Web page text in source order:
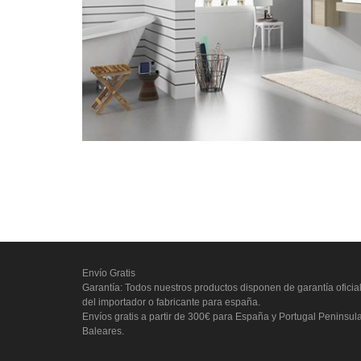
Envío Gratis
Garantía: Todos nuestros productos disponen de garantía oficial
del importador o fabricante para españa.
Envíos gratis a partir de 300€ para España y Portugal
Baleares.